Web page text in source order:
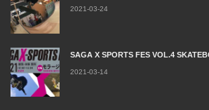
2021-03-24
SAGA X SPORTS FES VOL.4
2021-03-14